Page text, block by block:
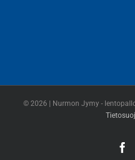
© 2026 | Nurmon Jymy -